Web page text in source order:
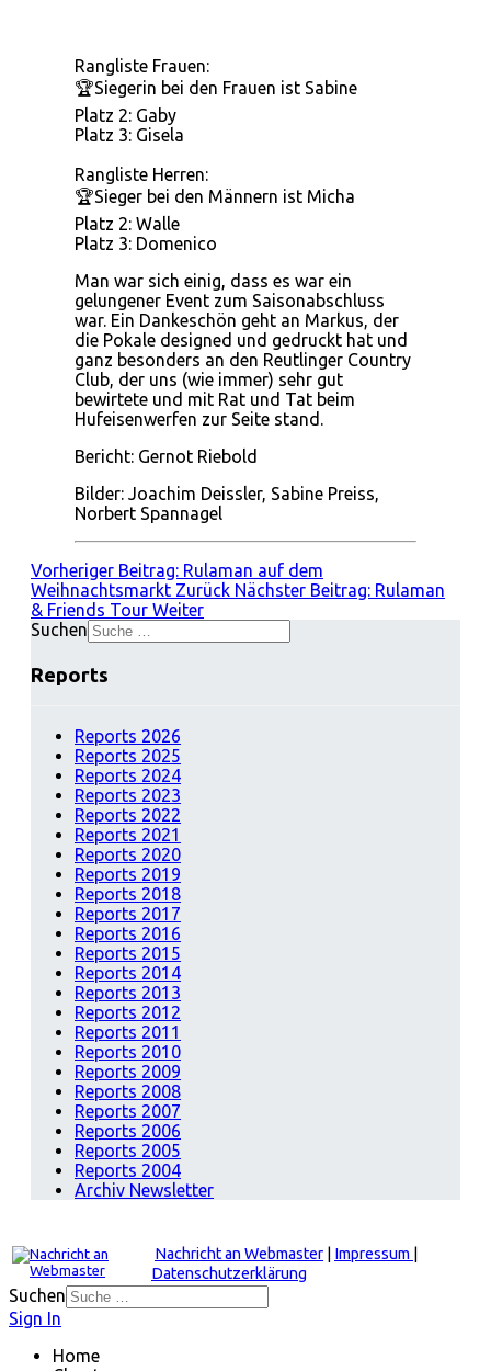
Rangliste Frauen:
🏆Siegerin bei den Frauen ist Sabine
Platz 2: Gaby
Platz 3: Gisela
Rangliste Herren:
🏆Sieger bei den Männern ist Micha
Platz 2: Walle
Platz 3: Domenico
Man war sich einig, dass es war ein
gelungener Event zum Saisonabschluss
war. Ein Dankeschön geht an Markus, der
die Pokale designed und gedruckt hat und
ganz besonders an den Reutlinger Country
Club, der uns (wie immer) sehr gut
bewirtete und mit Rat und Tat beim
Hufeisenwerfen zur Seite stand.
Bericht: Gernot Riebold
Bilder: Joachim Deissler, Sabine Preiss,
Norbert Spannagel
Vorheriger Beitrag: Rulaman auf dem
Weihnachtsmarkt Zurück Nächster Beitrag: Rulaman
& Friends Tour Weiter
Suchen
Reports
Reports 2026
Reports 2025
Reports 2024
Reports 2023
Reports 2022
Reports 2021
Reports 2020
Reports 2019
Reports 2018
Reports 2017
Reports 2016
Reports 2015
Reports 2014
Reports 2013
Reports 2012
Reports 2011
Reports 2010
Reports 2009
Reports 2008
Reports 2007
Reports 2006
Reports 2005
Reports 2004
Archiv Newsletter
Nachricht an Webmaster Impressum
Datenschutzerklärung
Suchen
Sign In
Home